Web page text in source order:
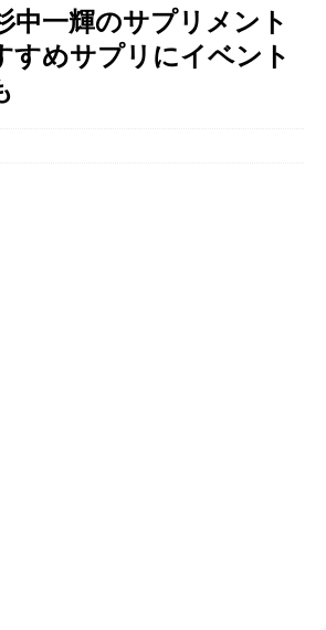
中一輝のサプリメント
めサプリにイベント